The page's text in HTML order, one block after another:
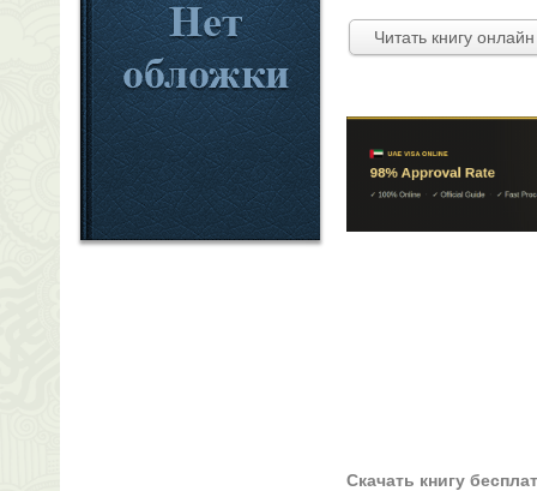
Читать книгу
Скачать книгу